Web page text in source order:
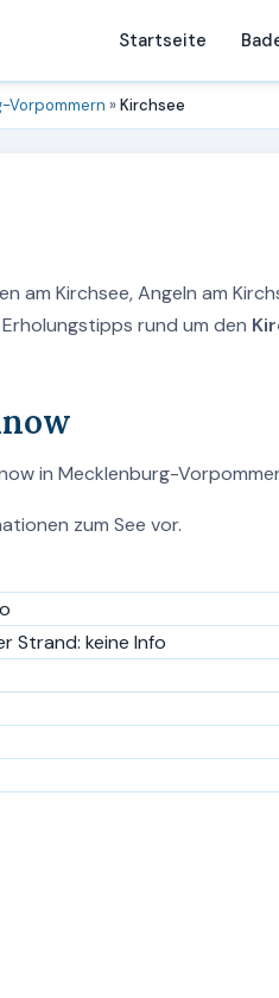
Startseite
Vorpommern »Kirchsee
am Kirchsee, Angeln am
rund um den
in Mecklenburg-
zum See vor.
Strand: keine Info